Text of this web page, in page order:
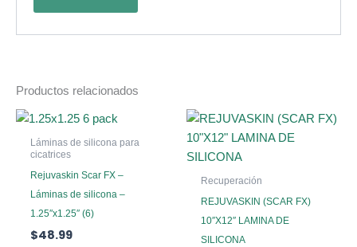
Productos relacionados
Láminas de silicona para
cicatrices
Rejuvaskin Scar FX –
Láminas de silicona –
1.25″x1.25″ (6)
$48.99
Recuperación
REJUVASKIN (SCAR FX)
10″X12″ LAMINA DE
SILICONA